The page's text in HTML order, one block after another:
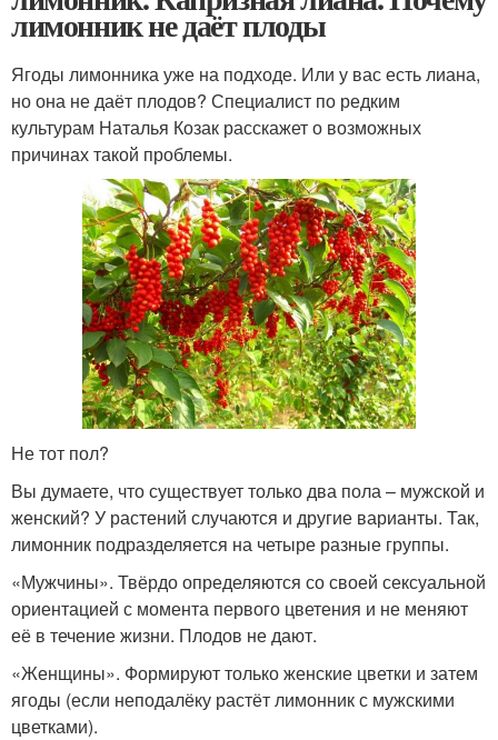
лимонник не даёт плоды
Ягоды лимонника уже на подходе. Или у вас есть лиана,
но она не даёт плодов? Специалист по редким
культурам Наталья Козак расскажет о возможных
причинах такой проблемы.
Не тот пол?
Вы думаете, что существует только два пола – мужской и
женский? У растений случаются и другие варианты. Так,
лимонник подразделяется на четыре разные группы.
«Мужчины». Твёрдо определяются со своей сексуальной
ориентацией с момента первого цветения и не меняют
её в течение жизни. Плодов не дают.
«Женщины». Формируют только женские цветки и затем
ягоды (если неподалёку растёт лимонник с мужскими
цветками).